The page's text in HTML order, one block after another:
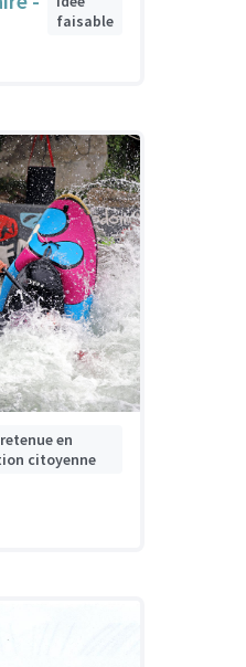
faisable
en
citoyenne